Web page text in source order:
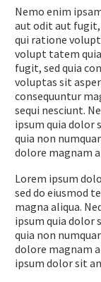
Nemo enim
aut odit aut fugit,
qui ratione
volupt tatem
fugit, sed quia
voluptas sit
consequuntur
sequi nesciunt.
ipsum quia dolor
quia non
dolore magnam
Lorem ipsum
sed do eiusmod
magna aliqua.
ipsum quia dolor
quia non
dolore magnam
ipsum dolor sit